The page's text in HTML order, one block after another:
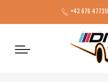
+43 676